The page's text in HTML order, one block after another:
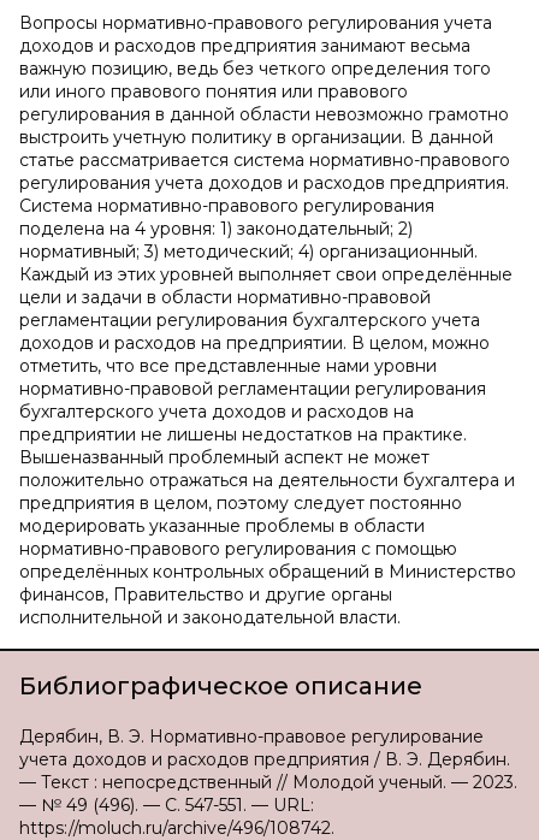
Вопросы нормативно-правового регулирования учета
доходов и расходов предприятия занимают весьма
важную позицию, ведь без четкого определения того
или иного правового понятия или правового
регулирования в данной области невозможно грамотно
выстроить учетную политику в организации. В данной
статье рассматривается система нормативно-правового
регулирования учета доходов и расходов предприятия.
Система нормативно-правового регулирования
поделена на 4 уровня: 1) законодательный; 2)
нормативный; 3) методический; 4) организационный.
Каждый из этих уровней выполняет свои определённые
цели и задачи в области нормативно-правовой
регламентации регулирования бухгалтерского учета
доходов и расходов на предприятии. В целом, можно
отметить, что все представленные нами уровни
нормативно-правовой регламентации регулирования
бухгалтерского учета доходов и расходов на
предприятии не лишены недостатков на практике.
Вышеназванный проблемный аспект не может
положительно отражаться на деятельности бухгалтера и
предприятия в целом, поэтому следует постоянно
модерировать указанные проблемы в области
нормативно-правового регулирования с помощью
определённых контрольных обращений в Министерство
финансов, Правительство и другие органы
исполнительной и законодательной власти.
Библиографическое описание
Дерябин, В. Э. Нормативно-правовое регулирование
учета доходов и расходов предприятия / В. Э. Дерябин.
— Текст : непосредственный // Молодой ученый. — 2023.
— № 49 (496). — С. 547-551. — URL:
https://moluch.ru/archive/496/108742.